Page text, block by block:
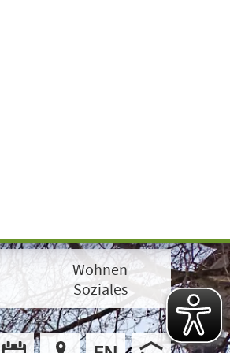
Wohnen
Soziales